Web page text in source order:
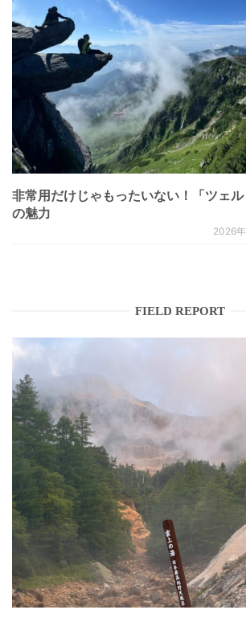
非常用だけじゃもったいない！「ツェル
の魅力
2026
FIELD REPORT